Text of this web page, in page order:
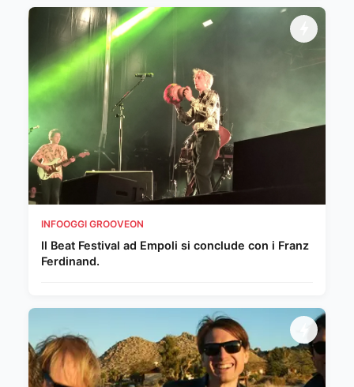
INFOOGGI GROOVEON
Il Beat Festival ad Empoli si conclude con i Franz
Ferdinand.